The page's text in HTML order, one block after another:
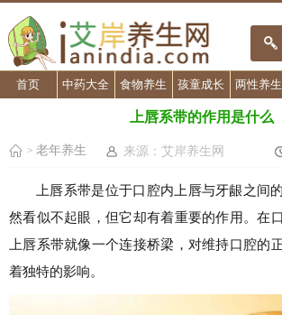
首页 中药大全 食物养生 孩童成长 两性养生
上唇系带的作用是什么
> 老年养生 来源：艾岸养生网
上唇系带是位于口腔内上唇与牙龈之间
然看似不起眼，但它却有着重要的作用。在
上唇系带就像一个连接桥梁，对维持口腔的
着独特的影响。